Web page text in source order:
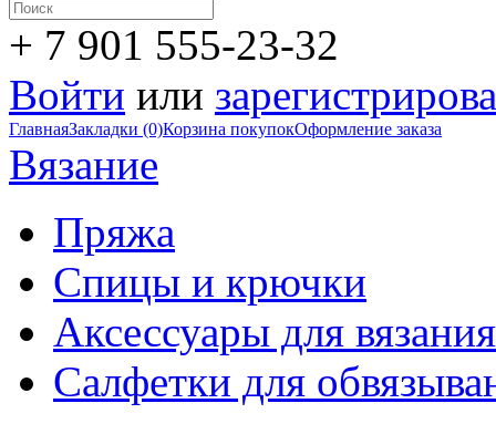
+ 7 901 555-23-32
Войти или
ГлавнаяЗакладки (0)Корзина покупокОформление заказа
Вязание
Пряжа
Спицы и крючки
Аксессуары для вязания
Салфетки для